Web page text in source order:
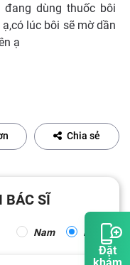
Đặt
khám
dùng thuốc bôi
lúc bôi sẽ mờ dần
ạ
Chia sẻ
BÁC SĨ
Nam Nữ